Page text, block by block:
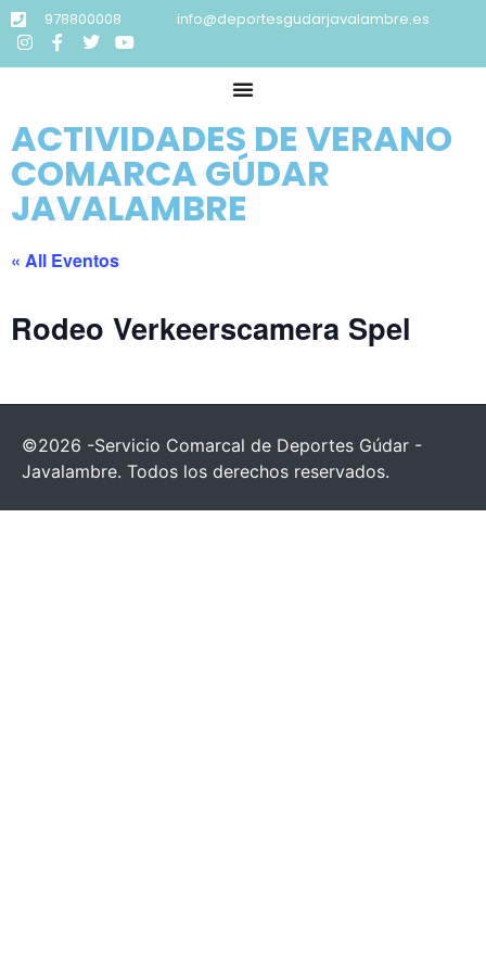
978800008 info@deportesgudarjavalambre.es
ACTIVIDADES DE VERANO
COMARCA GÚDAR
JAVALAMBRE
« All Eventos
Rodeo Verkeerscamera Spel
©2026 -Servicio Comarcal de Deportes Gúdar -
Javalambre. Todos los derechos reservados.